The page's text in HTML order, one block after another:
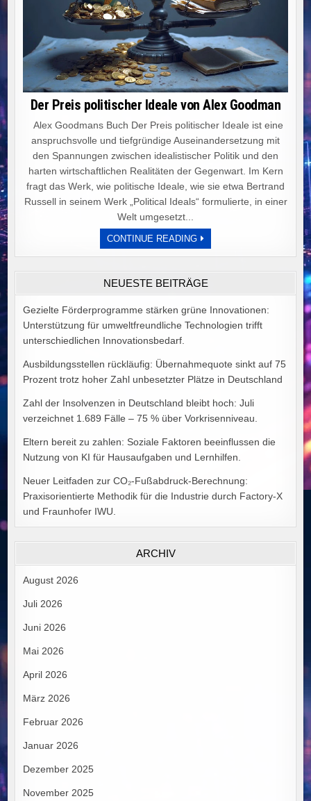
Der Preis politischer Ideale von Alex Goodman
Alex Goodmans Buch Der Preis politischer Ideale ist eine
anspruchsvolle und tiefgründige Auseinandersetzung mit
den Spannungen zwischen idealistischer Politik und den
harten wirtschaftlichen Realitäten der Gegenwart. Im Kern
fragt das Werk, wie politische Ideale, wie sie etwa Bertrand
Russell in seinem Werk „Political Ideals“ formulierte, in einer
Welt umgesetzt...
CONTINUE READINGDER
PREIS
POLITISCHER
VON
ALEX
GOODMAN
NEUESTE BEITRÄGE
Gezielte Förderprogramme stärken grüne Innovationen:
Unterstützung für umweltfreundliche Technologien trifft
unterschiedlichen Innovationsbedarf.
Ausbildungsstellen rückläufig: Übernahmequote sinkt auf 75
Prozent trotz hoher Zahl unbesetzter Plätze in Deutschland
Zahl der Insolvenzen in Deutschland bleibt hoch: Juli
verzeichnet 1.689 Fälle – 75 % über Vorkrisenniveau.
Eltern bereit zu zahlen: Soziale Faktoren beeinflussen die
Nutzung von KI für Hausaufgaben und Lernhilfen.
Neuer Leitfaden zur CO₂-Fußabdruck-Berechnung:
Praxisorientierte Methodik für die Industrie durch Factory-X
und Fraunhofer IWU.
ARCHIV
August 2026
Juli 2026
Juni 2026
Mai 2026
April 2026
März 2026
Februar 2026
Januar 2026
Dezember 2025
November 2025